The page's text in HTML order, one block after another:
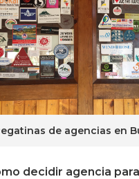
de agencias en
decidir agencia